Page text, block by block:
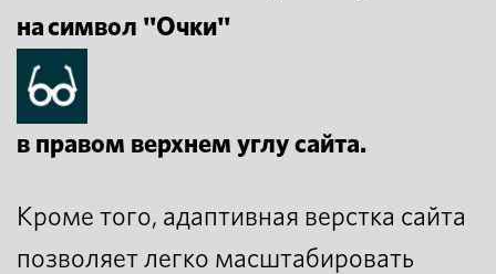
на символ "Очки"
в правом верхнем углу сайта.
Кроме того, адаптивная верстка сайта
позволяет легко масштабировать